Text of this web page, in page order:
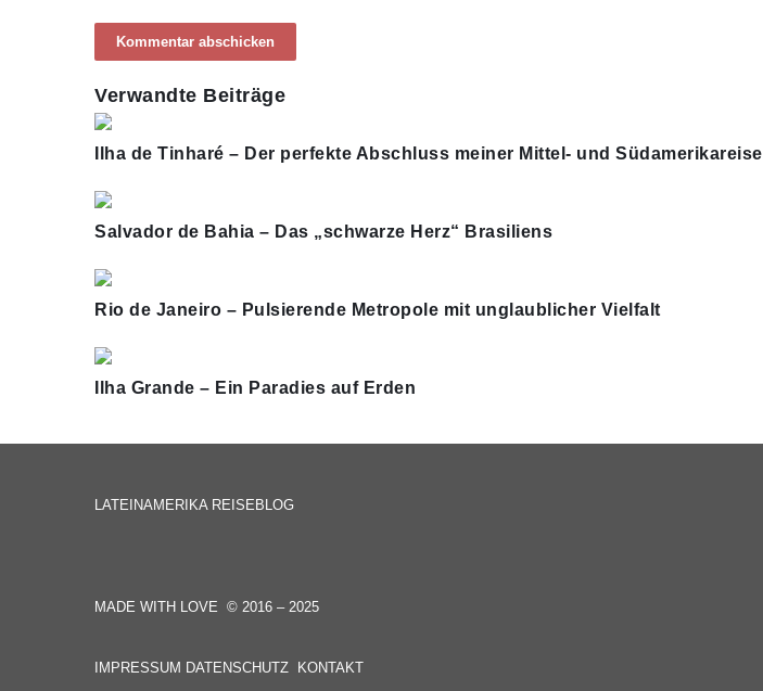
Verwandte Beiträge
Ilha de Tinharé – Der perfekte Abschluss meiner Mittel- und Südamerikareise
Salvador de Bahia – Das „schwarze Herz“ Brasiliens
Rio de Janeiro – Pulsierende Metropole mit unglaublicher Vielfalt
Ilha Grande – Ein Paradies auf Erden
LATEINAMERIKA REISEBLOG
MADE WITH LOVE © 2016 – 2025
IMPRESSUM DATENSCHUTZ KONTAKT